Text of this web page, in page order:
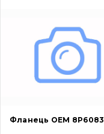
Фланець OEM 8P6083